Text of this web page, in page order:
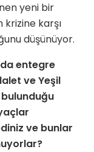
yeni bir
karşı
düşünüyor.
entegre
ve Yeşil
ve bunlar